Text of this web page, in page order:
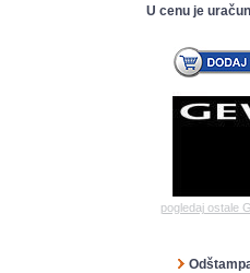
U cenu je
pogledaj ostale